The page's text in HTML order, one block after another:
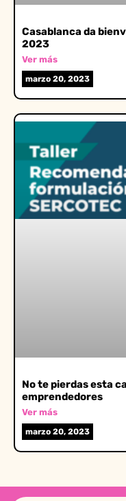
Casablanca da
2023
Ver más
marzo 20, 2023
No te pierdas esta
emprendedores
Ver más
marzo 20, 2023